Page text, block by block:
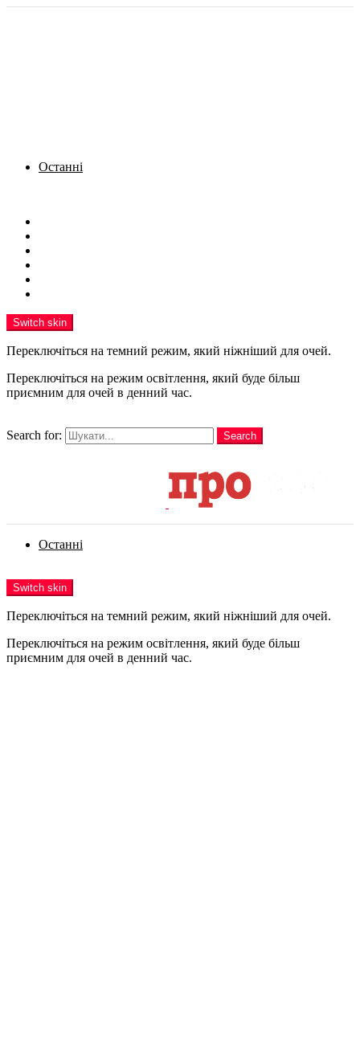
Останні
Switch skin
Переключіться на темний режим, який ніжніший для очей.
Переключіться на режим освітлення, який буде більш
приємним для очей в денний час.
Search for:
Search
Останні
Switch skin
Переключіться на темний режим, який ніжніший для очей.
Переключіться на режим освітлення, який буде більш
приємним для очей в денний час.